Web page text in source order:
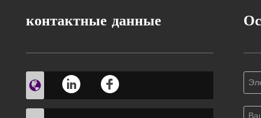
контактные данные